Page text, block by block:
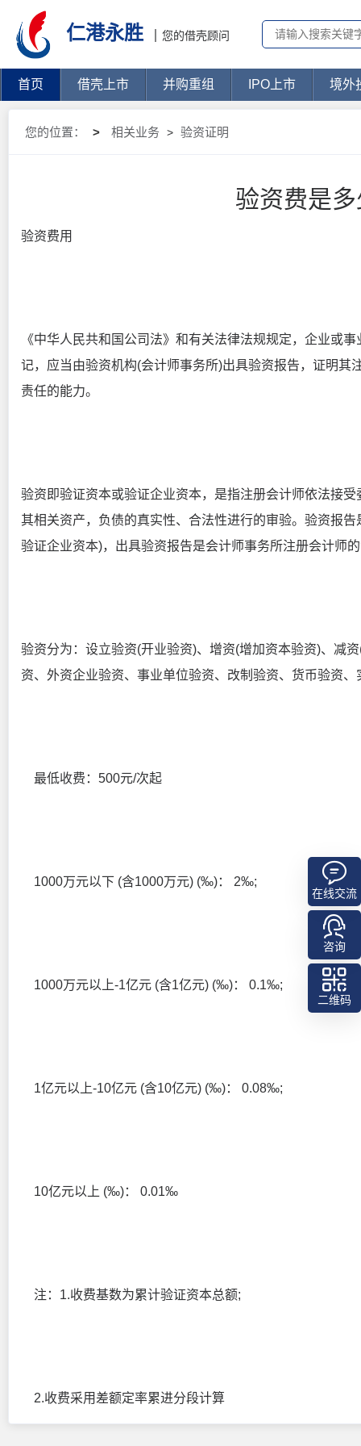
仁港永胜 您的借壳顾问
首页 借壳上市 并购重组 IPO上市 境外
您的位置： > 相关业务 > 验资证明
验资费是
验资费用
《中华人民共和国公司法》和有关法律法规规定，企业或
记，应当由验资机构(会计师事务所)出具验资报告，证明其
责任的能力。
验资即验证资本或验证企业资本，是指注册会计师依法接
其相关资产，负债的真实性、合法性进行的审验。验资报
验证企业资本)，出具验资报告是会计师事务所注册会计师
验资分为：设立验资(开业验资)、增资(增加资本验资)、减
资、外资企业验资、事业单位验资、改制验资、货币验资
最低收费：500元/次起
1000万元以下 (含1000万元) (‰)： 2‰;
1000万元以上-1亿元 (含1亿元) (‰)： 0.1‰;
1亿元以上-10亿元 (含10亿元) (‰)： 0.08‰;
10亿元以上 (‰)： 0.01‰
注：1.收费基数为累计验证资本总额;
2.收费采用差额定率累进分段计算
在线交流
咨询
二维码